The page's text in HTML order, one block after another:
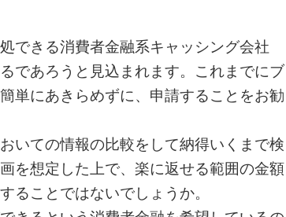
できる消費者金融系キャッシング会社
であろうと見込まれます。これまでにブ
単にあきらめずに、申請することをお勧
いての情報の比較をして納得いくまで検
を想定した上で、楽に返せる範囲の金額
ることではないでしょうか。